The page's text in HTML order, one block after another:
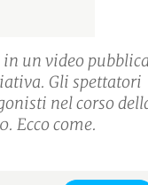
un video
Gli spettatori
nel corso
Ecco come.